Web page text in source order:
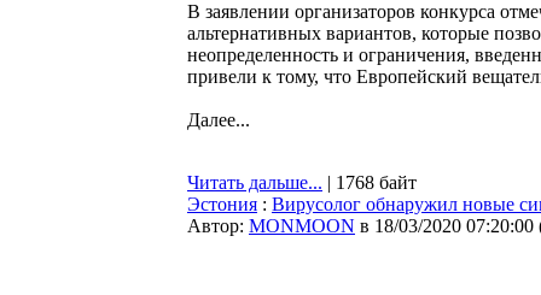
В заявлении организаторов конкурса
альтернативных вариантов, которые
неопределенность и ограничения,
привели к тому, что Европейский
Далее...
Читать дальше... | 1768 байт
Эстония : Вирусолог обнаружил новые
Автор: MONMOON в 18/03/2020 07:20:00